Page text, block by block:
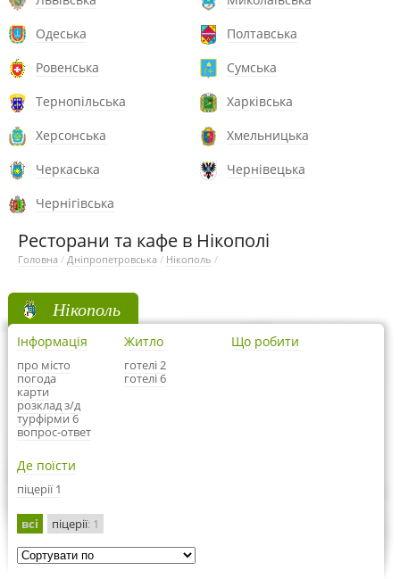
Одеська
Полтавська
Ровенська
Сумська
Тернопільська
Харківська
Херсонська
Хмельницька
Черкаська
Чернівецька
Чернігівська
Ресторани та кафе в Нікополі
Головна / Дніпропетровська / Нікополь /
Нікополь
Інформація
про місто
погода
карти
розклад з/д
турфірми 6
вопрос-ответ
Житло
готелі 2
готелі 6
Що робити
Де поїсти
піцерії 1
всі піцерії: 1